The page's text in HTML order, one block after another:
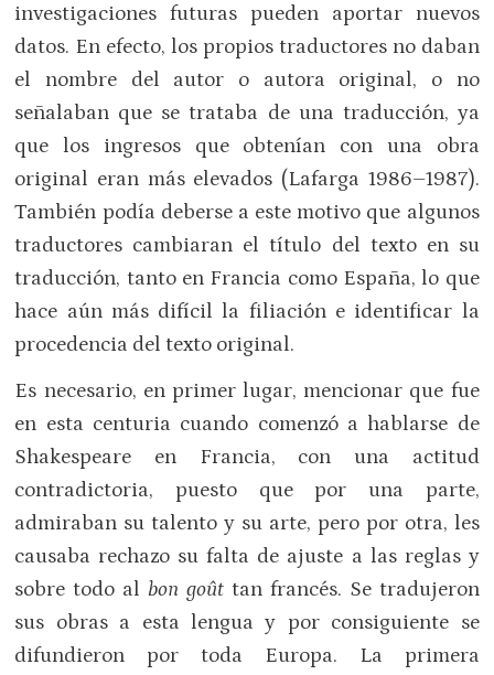
investigaciones futuras pueden aportar nuevos
datos. En efecto, los propios traductores no daban
el nombre del autor o autora original, o no
señalaban que se trataba de una traducción, ya
que los ingresos que obtenían con una obra
original eran más elevados (Lafarga 1986–1987).
También podía deberse a este motivo que algunos
traductores cambiaran el título del texto en su
traducción, tanto en Francia como España, lo que
hace aún más difícil la filiación e identificar la
procedencia del texto original.
Es necesario, en primer lugar, mencionar que fue
en esta centuria cuando comenzó a hablarse de
Shakespeare en Francia, con una actitud
contradictoria, puesto que por una parte,
admiraban su talento y su arte, pero por otra, les
causaba rechazo su falta de ajuste a las reglas y
sobre todo al bon goût tan francés. Se tradujeron
sus obras a esta lengua y por consiguiente se
difundieron por toda Europa. La primera